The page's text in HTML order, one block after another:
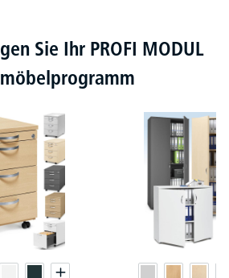
Sie Ihr PROFI MODUL